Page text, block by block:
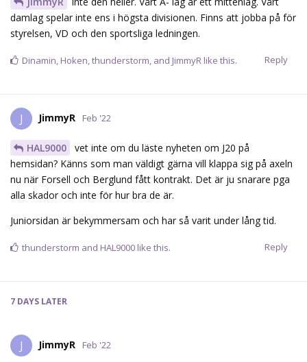
damlag spelar inte ens i högsta divisionen. Finns att jobba på för
styrelsen, VD och den sportsliga ledningen.
Reply
Dinamin, Hoken,thunderstorm, and JimmyR like this.
J JimmyR Feb '22
HAL9000
vet inte om du läste nyheten om J20 på
hemsidan? Känns som man väldigt gärna vill klappa sig på axeln
nu när Forsell och Berglund fått kontrakt. Det är ju snarare pga
alla skador och inte för hur bra de är.
Juniorsidan är bekymmersam och har så varit under lång tid.
Reply
thunderstorm and HAL9000 like this.
7 DAYS LATER
J JimmyR Feb '22